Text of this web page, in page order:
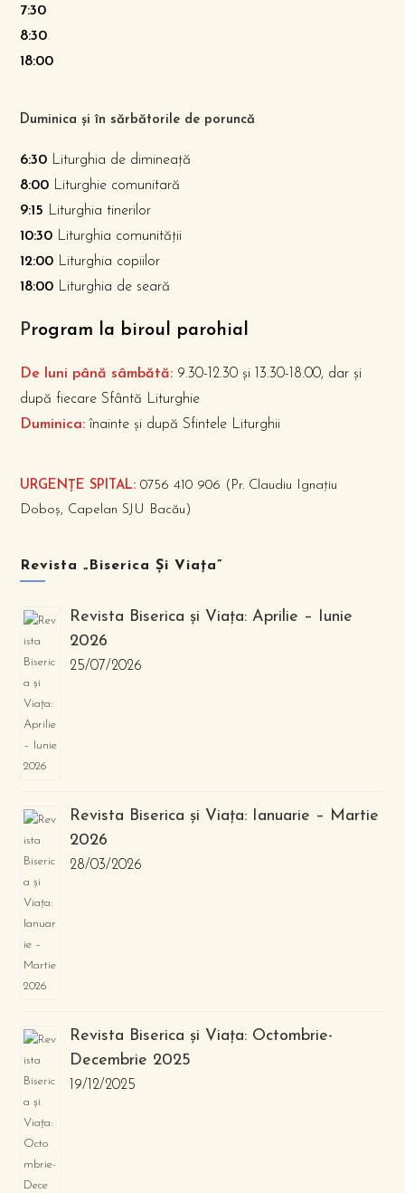
7:30
8:30
18:00
Duminica și în sărbătorile de poruncă
6:30 Liturghia de dimineață
8:00 Liturghie comunitară
9:15 Liturghia tinerilor
10:30 Liturghia comunității
12:00 Liturghia copiilor
18:00 Liturghia de seară
Program la biroul parohial
De luni până sâmbătă: 9.30-12.30 și 13.30-18.00, dar și
după fiecare Sfântă Liturghie
Duminica: înainte și după Sfintele Liturghii
URGENȚE SPITAL: 0756 410 906 (Pr. Claudiu Ignațiu
Doboș, Capelan SJU Bacău)
Revista „Biserica Și Viața”
Revista Biserica și Viața: Aprilie – Iunie
2026
25/07/2026
Revista Biserica și Viața: Ianuarie – Martie
2026
28/03/2026
Revista Biserica și Viața: Octombrie-
Decembrie 2025
19/12/2025